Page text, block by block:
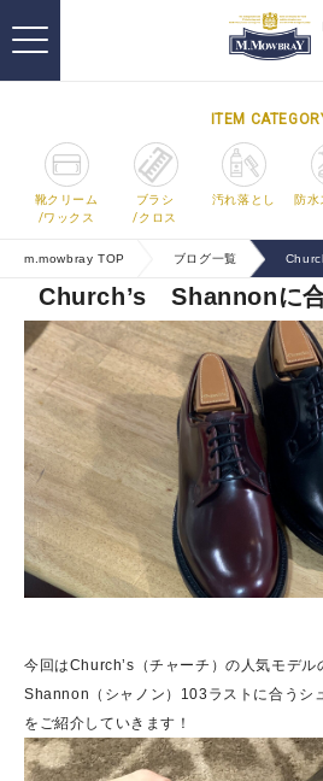
ITEM
靴クリーム
/ワックス
ブラシ
/クロス
汚れ落とし 防水
m.mowbray TOP ブログ一覧
Church’s Shannonに
今回はChurch’s（チャーチ）の人気モデル
Shannon（シャノン）103ラストに合うシ
をご紹介していきます！